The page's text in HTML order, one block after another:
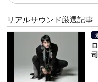
リアルサウンド厳選記事
司